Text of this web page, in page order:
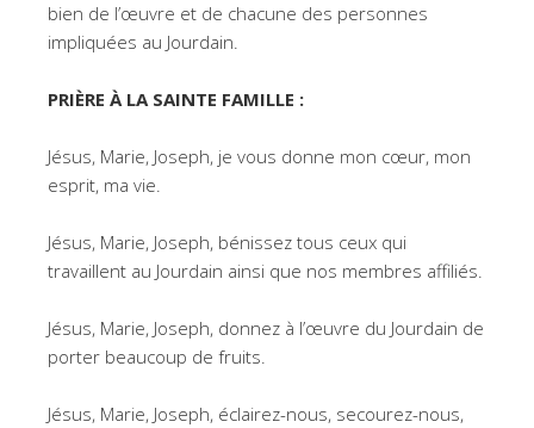
bien de l’œuvre et de chacune des personnes
impliquées au Jourdain.
PRIÈRE À LA SAINTE FAMILLE :
Jésus, Marie, Joseph, je vous donne mon cœur, mon
esprit, ma vie.
Jésus, Marie, Joseph, bénissez tous ceux qui
travaillent au Jourdain ainsi que nos membres affiliés.
Jésus, Marie, Joseph, donnez à l’œuvre du Jourdain de
porter beaucoup de fruits.
Jésus, Marie, Joseph, éclairez-nous, secourez-nous,